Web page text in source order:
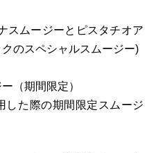
スムージーとピスタチオア
のスペシャルスムージー)
（期間限定）
した際の期間限定スムージ